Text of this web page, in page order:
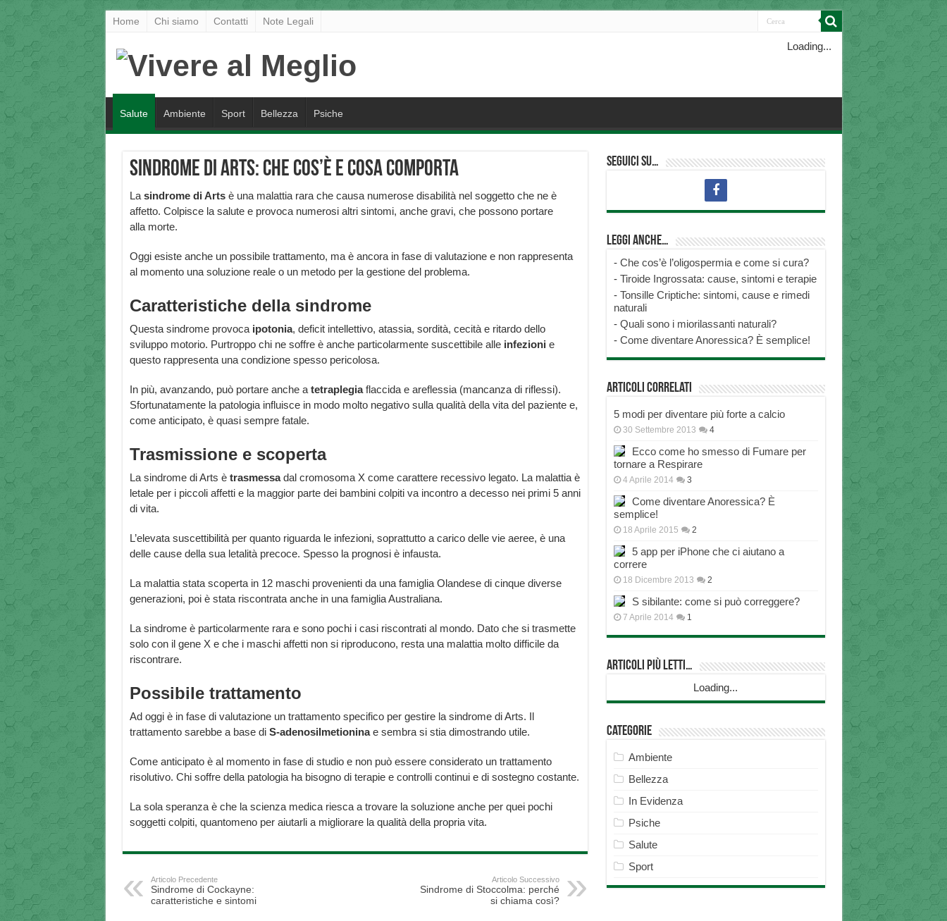
Home Chi siamo Contatti Note Legali
Loading...
Salute Ambiente Sport Bellezza Psiche
Sindrome di Arts: che cos’è e cosa comporta
La sindrome di Artsè una malattia rara che causa numerose disabilità nel soggetto che ne è
affetto. Colpisce la salute e provoca numerosi altri sintomi, anche gravi, che possono portare
alla morte.
Oggi esiste anche un possibile trattamento, ma è ancora in fase di valutazione e non rappresenta
al momento una soluzione reale o un metodo per la gestione del problema.
Caratteristiche della sindrome
Questa sindrome provoca ipotonia, deficit intellettivo, atassia, sordità, cecità e ritardo dello
sviluppo motorio. Purtroppo chi ne soffre è anche particolarmente suscettibile alle infezioni e
questo rappresenta una condizione spesso pericolosa.
In più, avanzando, può portare anche a tetraplegiaflaccida e areflessia (mancanza di riflessi).
Sfortunatamente la patologia influisce in modo molto negativo sulla qualità della vita del paziente e,
come anticipato, è quasi sempre fatale.
Trasmissione e scoperta
La sindrome di Arts è trasmessadal cromosoma X come carattere recessivo legato. La malattia è
letale per i piccoli affetti e la maggior parte dei bambini colpiti va incontro a decesso nei primi 5 anni
di vita.
L’elevata suscettibilità per quanto riguarda le infezioni, soprattutto a carico delle vie aeree, è una
delle cause della sua letalità precoce. Spesso la prognosi è infausta.
La malattia stata scoperta in 12 maschi provenienti da una famiglia Olandese di cinque diverse
generazioni, poi è stata riscontrata anche in una famiglia Australiana.
La sindrome è particolarmente rara e sono pochi i casi riscontrati al mondo. Dato che si trasmette
solo con il gene X e che i maschi affetti non si riproducono, resta una malattia molto difficile da
riscontrare.
Possibile trattamento
Ad oggi è in fase di valutazione un trattamento specifico per gestire la sindrome di Arts. Il
trattamento sarebbe a base di S-adenosilmetioninae sembra si stia dimostrando utile.
Come anticipato è al momento in fase di studio e non può essere considerato un trattamento
risolutivo. Chi soffre della patologia ha bisogno di terapie e controlli continui e di sostegno costante.
La sola speranza è che la scienza medica riesca a trovare la soluzione anche per quei pochi
soggetti colpiti, quantomeno per aiutarli a migliorare la qualità della propria vita.
Articolo Precedente
Sindrome di Cockayne:
caratteristiche e sintomi
Articolo Successivo
Sindrome di Stoccolma: perché
si chiama così?
Seguici su…
Leggi anche…
- Che cos’è l’oligospermia e come si cura?
- Tiroide Ingrossata: cause, sintomi e terapie
- Tonsille Criptiche: sintomi, cause e rimedi
naturali
- Quali sono i miorilassanti naturali?
- Come diventare Anoressica? È semplice!
Articoli correlati
5 modi per diventare più forte a calcio
30 Settembre 2013 4
Ecco come ho smesso di Fumare per
tornare a Respirare
4 Aprile 2014 3
Come diventare Anoressica? È
semplice!
18 Aprile 2015 2
5 app per iPhone che ci aiutano a
correre
18 Dicembre 2013 2
S sibilante: come si può correggere?
7 Aprile 2014 1
Articoli più Letti…
Loading...
Categorie
Ambiente
Bellezza
In Evidenza
Psiche
Salute
Sport